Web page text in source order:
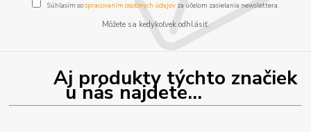
Súhlasím sospracovaním osobných údajov za účelom zasielania newslettera.
Môžete sa kedykoľvek odhlásiť.
Aj produkty týchto značiek
u nás najdete...